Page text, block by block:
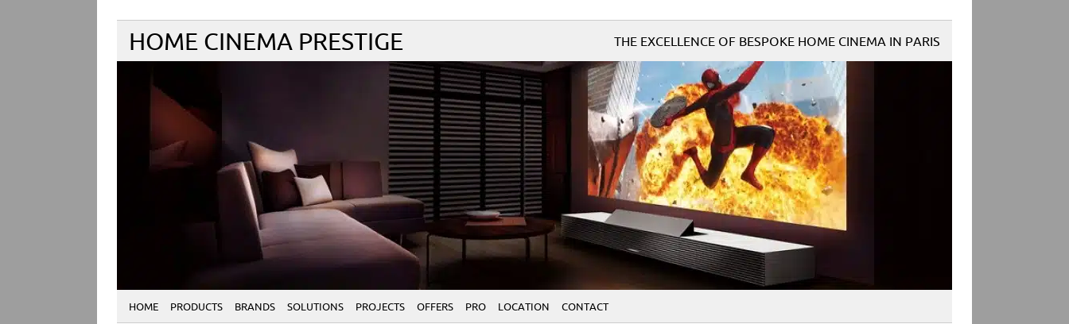
HOME CINEMA PRESTIGE THE EXCELLENCE OF BESPOKE HOME CINEMA IN PARIS
HOME PRODUCTS BRANDS SOLUTIONS PROJECTS OFFERS PRO LOCATION CONTACT